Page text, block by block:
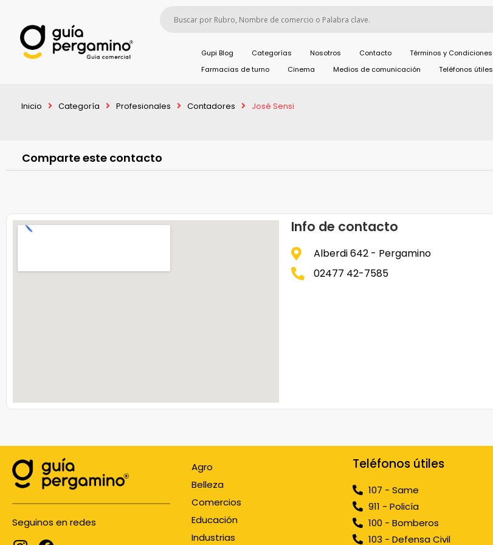
Gupi Blog Categorías Nosotros Contacto
Términos y Condiciones
Farmacias de turno
Cinema Medios de comunicación Teléfonos útiles
Inicio Categoría Profesionales Contadores José Sensi
Comparte este contacto
Info de contacto
Alberdi 642 - Pergamino
02477 42-7585
Seguinos en redes
Agro
Belleza
Comercios
Educación
Industrias
Teléfonos útiles
107 - Same
911 - Policía
100 - Bomberos
103 - Defensa Civil